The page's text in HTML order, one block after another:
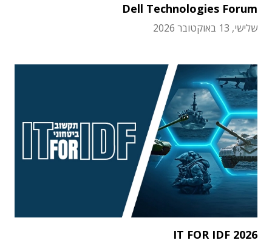
Dell Technologies Forum
שלישי, 13 באוקטובר 2026
IT FOR IDF 2026